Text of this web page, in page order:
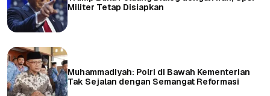
Militer Tetap Disiapkan
Muhammadiyah: Polri di Bawah Kementerian
Tak Sejalan dengan Semangat Reformasi